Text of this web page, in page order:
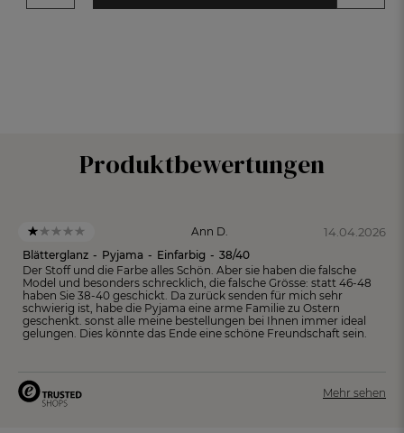
Produktbewertungen
Ann D. 14.04.2026
Blätterglanz - Pyjama - Einfarbig - 38/40
Der Stoff und die Farbe alles Schön. Aber sie haben die falsche
Model und besonders schrecklich, die falsche Grösse: statt 46-48
haben Sie 38-40 geschickt. Da zurück senden für mich sehr
schwierig ist, habe die Pyjama eine arme Familie zu Ostern
geschenkt. sonst alle meine bestellungen bei Ihnen immer ideal
gelungen. Dies könnte das Ende eine schöne Freundschaft sein.
Mehr sehen